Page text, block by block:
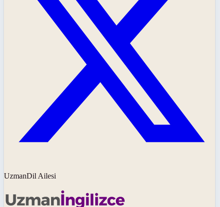
UzmanDil Ailesi